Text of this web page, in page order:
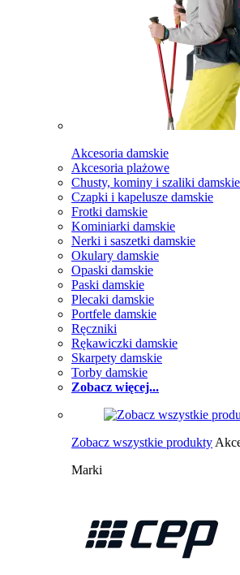
Akcesoria damskie
Akcesoria plażowe
Chusty, kominy i szaliki damskie
Czapki i kapelusze damskie
Frotki damskie
Kominiarki damskie
Nerki i saszetki damskie
Okulary damskie
Opaski damskie
Paski damskie
Plecaki damskie
Portfele damskie
Ręczniki
Rękawiczki damskie
Skarpety damskie
Torby damskie
Zobacz więcej...
Zobacz wszystkie produkty
Marki